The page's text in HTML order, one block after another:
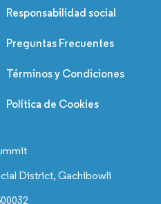
Responsabilidad social
Preguntas Frecuentes
Términos y Condiciones
Política de Cookies
District, Gachibowli